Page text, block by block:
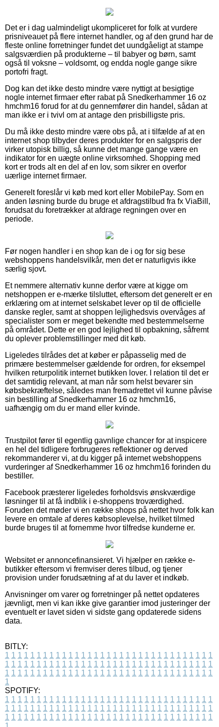
Det er i dag ualmindeligt ukompliceret for folk at vurdere
prisniveauet på flere internet handler, og af den grund har de
fleste online forretninger fundet det uundgåeligt at stampe
salgsværdien på produkterne – til babyer og børn, samt
også til voksne – voldsomt, og endda nogle gange sikre
portofri fragt.
Dog kan det ikke desto mindre være nyttigt at besigtige
nogle internet firmaer efter rabat på Snedkerhammer 16 oz
hmchm16 forud for at du gennemfører din handel, sådan at
man ikke er i tvivl om at antage den prisbilligste pris.
Du må ikke desto mindre være obs på, at i tilfælde af at en
internet shop tilbyder deres produkter for en salgspris der
virker utopisk billig, så kunne det mange gange være en
indikator for en uægte online virksomhed. Shopping med
kort er trods alt en del af en lov, som sikrer en overfor
uærlige internet firmaer.
Generelt foreslår vi køb med kort eller MobilePay. Som en
anden løsning burde du bruge et afdragstilbud fra fx ViaBill,
forudsat du foretrækker at afdrage regningen over en
periode.
Før nogen handler i en shop kan de i og for sig bese
webshoppens handelsvilkår, men det er naturligvis ikke
særlig sjovt.
Et nemmere alternativ kunne derfor være at kigge om
netshoppen er e-mærke tilsluttet, eftersom det generelt er en
erklæring om at internet selskabet lever op til de officielle
danske regler, samt at shoppen lejlighedsvis overvåges af
specialister som er meget bekendte med bestemmelserne
på området. Dette er en god lejlighed til opbakning, såfremt
du oplever problemstillinger med dit køb.
Ligeledes tilrådes det at køber er påpasselig med de
primære bestemmelser gældende for ordren, for eksempel
hvilken returpolitik internet butikken lover. I relation til det er
det samtidig relevant, at man når som helst bevarer sin
købsbekræftelse, således man fremadrettet vil kunne påvise
sin bestilling af Snedkerhammer 16 oz hmchm16,
uafhængig om du er mand eller kvinde.
Trustpilot fører til egentlig gavnlige chancer for at inspicere
en hel del tidligere forbrugeres reflektioner og derved
rekommanderer vi, at du kigger på internet webshoppens
vurderinger af Snedkerhammer 16 oz hmchm16 forinden du
bestiller.
Facebook præsterer ligeledes forholdsvis ønskværdige
løsninger til at få indblik i e-shoppens troværdighed.
Foruden det møder vi en række shops på nettet hvor folk kan
levere en omtale af deres købsoplevelse, hvilket tilmed
burde bruges til at fornemme hvor tilfredse kunderne er.
Websitet er annoncefinansieret. Vi hjælper en række e-
butikker eftersom vi fremviser deres tilbud, og tjener
provision under forudsætning af at du laver et indkøb.
Anvisninger om varer og forretninger på nettet opdateres
jævnligt, men vi kan ikke give garantier imod justeringer der
eventuelt er lavet siden vi sidste gang opdaterede sidens
data.
BITLY:
1 1 1 1 1 1 1 1 1 1 1 1 1 1 1 1 1 1 1 1 1 1 1 1 1 1 1 1 1 1 1 1 1
1 1 1 1 1 1 1 1 1 1 1 1 1 1 1 1 1 1 1 1 1 1 1 1 1 1 1 1 1 1 1 1 1
1 1 1 1 1 1 1 1 1 1 1 1 1 1 1 1 1 1 1 1 1 1 1 1 1 1 1 1 1 1 1 1 1
1
SPOTIFY:
1 1 1 1 1 1 1 1 1 1 1 1 1 1 1 1 1 1 1 1 1 1 1 1 1 1 1 1 1 1 1 1 1
1 1 1 1 1 1 1 1 1 1 1 1 1 1 1 1 1 1 1 1 1 1 1 1 1 1 1 1 1 1 1 1 1
1 1 1 1 1 1 1 1 1 1 1 1 1 1 1 1 1 1 1 1 1 1 1 1 1 1 1 1 1 1 1 1 1